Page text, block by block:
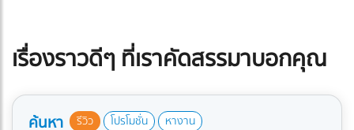
เรื่องราวดีๆ ที่เราคัดสรรมาบอกคุณ
ค้นหา รีวิว โปรโมชั่น
หางาน